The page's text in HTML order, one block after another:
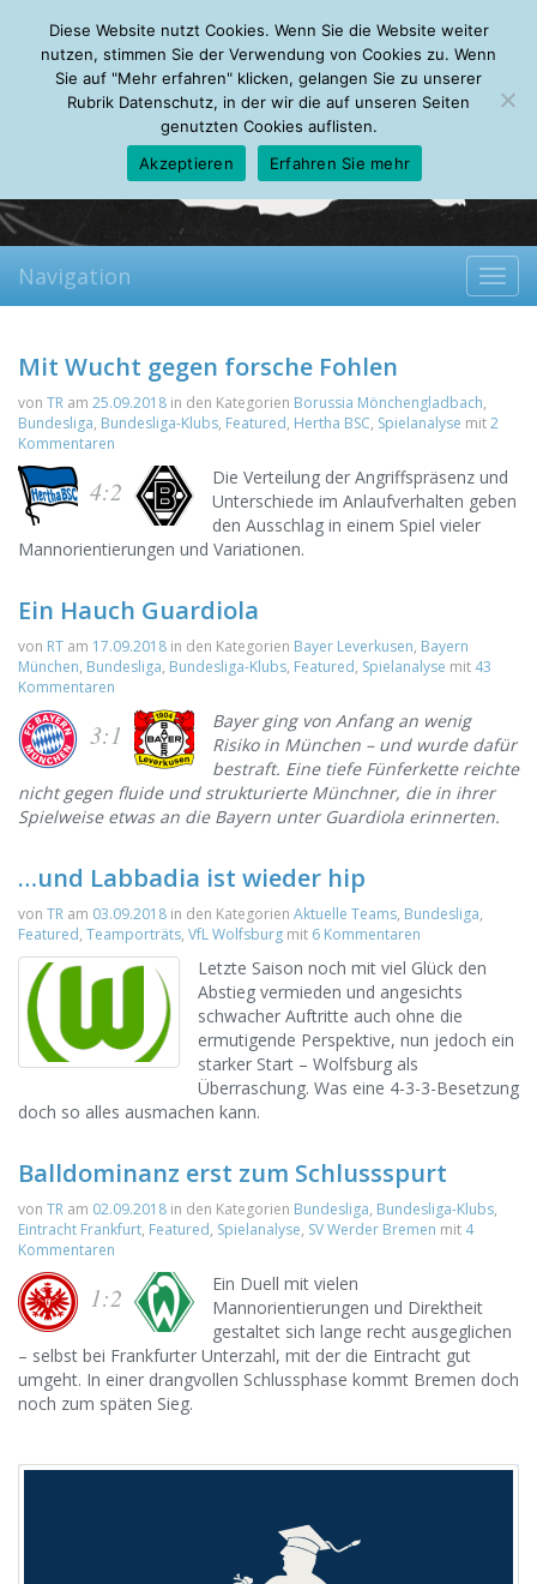
Friday, 07.08.2026
Mein Account
About Autoren Leseempfehlungen FAQ
Navigation
Mit Wucht gegen forsche Fohlen
von TR am 25.09.2018 in den Kategorien Borussia Mönchengladbach,
Bundesliga, Bundesliga-Klubs, Featured, Hertha BSC, Spielanalyse mit2
Kommentaren
4:2
Die Verteilung der Angriffspräsenz und
Unterschiede im Anlaufverhalten geben
den Ausschlag in einem Spiel vieler
Mannorientierungen und Variationen.
Ein Hauch Guardiola
von RT am 17.09.2018 in den Kategorien Bayer Leverkusen, Bayern
München, Bundesliga, Bundesliga-Klubs, Featured, Spielanalyse mit 43
Kommentaren
3:1
Bayer ging von Anfang an wenig
Risiko in München – und wurde dafür
bestraft. Eine tiefe Fünferkette reichte
nicht gegen fluide und strukturierte Münchner, die in ihrer
Spielweise etwas an die Bayern unter Guardiola erinnerten.
…und Labbadia ist wieder hip
von TR am 03.09.2018 in den Kategorien Aktuelle Teams, Bundesliga,
Featured, Teamporträts, VfL Wolfsburg mit 6 Kommentaren
Letzte Saison noch mit viel Glück den
Abstieg vermieden und angesichts
schwacher Auftritte auch ohne die
ermutigende Perspektive, nun jedoch ein
starker Start – Wolfsburg als
Überraschung. Was eine 4-3-3-Besetzung
doch so alles ausmachen kann.
Balldominanz erst zum Schlussspurt
von TR am 02.09.2018 in den Kategorien Bundesliga, Bundesliga-Klubs,
Eintracht Frankfurt, Featured, Spielanalyse, SV Werder Bremen mit 4
Kommentaren
1:2
Ein Duell mit vielen
Mannorientierungen und Direktheit
gestaltet sich lange recht ausgeglichen
– selbst bei Frankfurter Unterzahl, mit der die Eintracht gut
umgeht. In einer drangvollen Schlussphase kommt Bremen doch
noch zum späten Sieg.
Diese Website nutzt Cookies. Wenn Sie die Website weiter
nutzen, stimmen Sie der Verwendung von Cookies zu. Wenn
Sie auf "Mehr erfahren" klicken, gelangen Sie zu unserer
Rubrik Datenschutz, in der wir die auf unseren Seiten
genutzten Cookies auflisten.
Akzeptieren
Erfahren Sie mehr